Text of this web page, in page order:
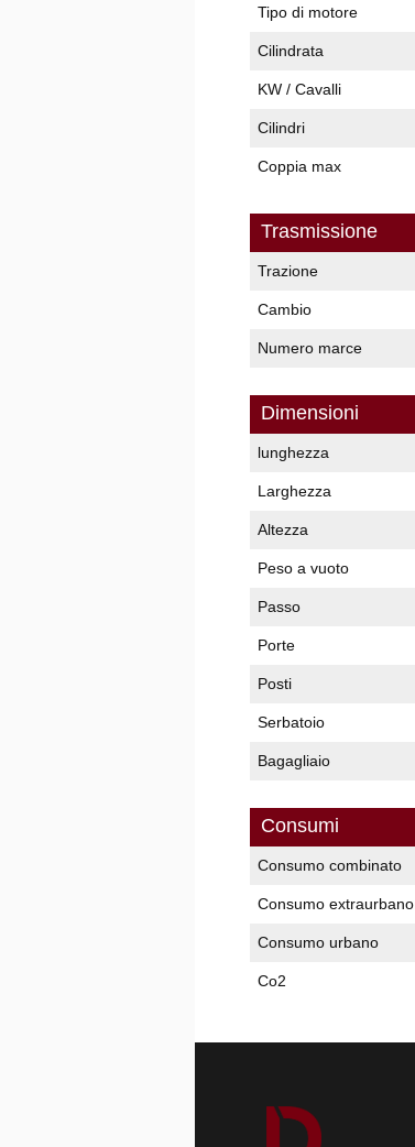
Tipo di motore
Cilindrata
KW / Cavalli
Cilindri
Coppia max
Trasmissione
Trazione
Cambio
Numero marce
Dimensioni
lunghezza
Larghezza
Altezza
Peso a vuoto
Passo
Porte
Posti
Serbatoio
Bagagliaio
Consumi
Consumo combinato
Consumo extraurbano
Consumo urbano
Co2